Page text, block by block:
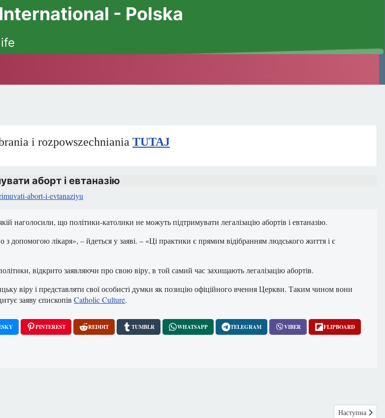
- Polska
i rozpowszechniania TUTAJ
аборт і евтаназію
abort-i-evtanaziyu
що політики-католики не можуть підтримувати легалізацію абортів і евтаназію.
лікаря», – йдеться у заяві. – «Ці практики є прямим відібранням людського життя і є
відкрито заявляючи про свою віру, в той самий час захищають легалізацію абортів.
віру і представляти свої особисті думки як позицію офіційного вчення Церкви. Таким чином вони
заяву єпископів Catholic Culture.
PINTEREST REDDIT TUMBLR WHATSAPP TELEGRAM VIBER FLIPBOARD
Наступна
Наступна